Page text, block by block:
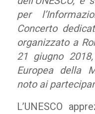
per
Concerto
organizzato a
21 giugno
Europea della
noto ai
L’UNESCO